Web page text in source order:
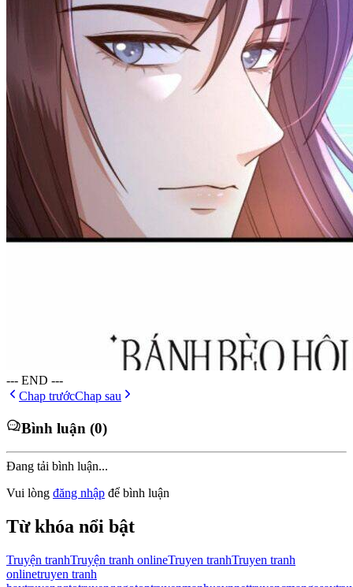
--- END ---
Chap trướcChap sau
Bình luận (0)
Đang tải bình luận...
Vui lòng đăng nhập để bình luận
Từ khóa nổi bật
Truyện tranhTruyện tranh onlineTruyen tranhTruyen tranh
onlinetruyen tranh